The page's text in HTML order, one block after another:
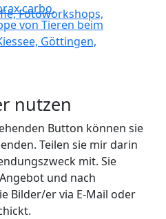
nutzen
Button können sie
Teilen sie mir darin
mit. Sie
und nach
Bilder/er via E-Mail oder